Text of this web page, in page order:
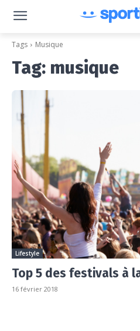
Tags Musique
Tag: musique
Lifestyle
Top 5 des festivals à
16 février 2018